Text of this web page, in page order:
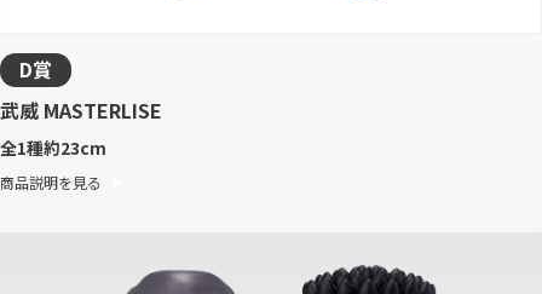
D賞
武威 MASTERLISE
全1種約23cm
商品説明を見る